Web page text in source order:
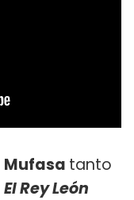
Mufasa tanto
El Rey León